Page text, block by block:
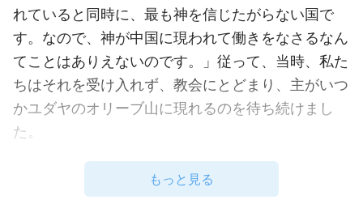
れていると同時に、最も神を信じたがらない国で
す。なので、神が中国に現われて働きをなさるなん
てことはありえないのです。」従って、当時、私た
ちはそれを受け入れず、教会にとどまり、主がいつ
かユダヤのオリーブ山に現れるのを待ち続けまし
た。
私はここに来た後、ヂャオ兄弟と出会いました。
彼の言ったことは私の考えを変えました。彼はこう
もっと見る